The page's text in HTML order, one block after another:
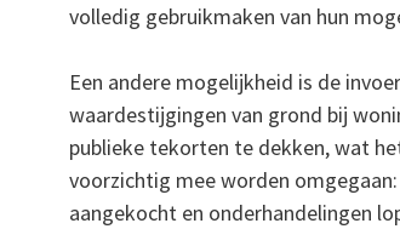
volledig gebruikmaken van hun
Een andere mogelijkheid is de
waardestijgingen van grond bij
publieke tekorten te dekken, wat
voorzichtig mee worden
aangekocht en onderhandelingen